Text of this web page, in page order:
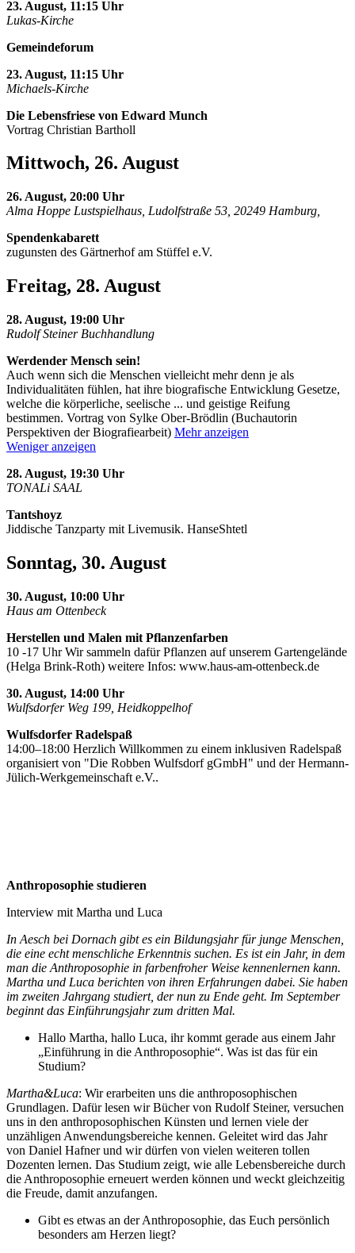
23. August, 11:15 Uhr
Lukas-Kirche
Gemeindeforum
23. August, 11:15 Uhr
Michaels-Kirche
Die Lebensfriese von Edward Munch
Vortrag Christian Bartholl
Mittwoch, 26. August
26. August, 20:00 Uhr
Alma Hoppe Lustspielhaus, Ludolfstraße 53, 20249 Hamburg,
Spendenkabarett
zugunsten des Gärtnerhof am Stüffel e.V.
Freitag, 28. August
28. August, 19:00 Uhr
Rudolf Steiner Buchhandlung
Werdender Mensch sein!
Auch wenn sich die Menschen vielleicht mehr denn je als
Individualitäten fühlen, hat ihre biografische Entwicklung Gesetze,
welche die körperliche, seelische ... und geistige Reifung
bestimmen. Vortrag von Sylke Ober-Brödlin (Buchautorin
Perspektiven der Biografiearbeit) Mehr anzeigen
Weniger anzeigen
28. August, 19:30 Uhr
TONALi SAAL
Tantshoyz
Jiddische Tanzparty mit Livemusik. HanseShtetl
Sonntag, 30. August
30. August, 10:00 Uhr
Haus am Ottenbeck
Herstellen und Malen mit Pflanzenfarben
10 -17 Uhr Wir sammeln dafür Pflanzen auf unserem Gartengelände
(Helga Brink-Roth) weitere Infos: www.haus-am-ottenbeck.de
30. August, 14:00 Uhr
Wulfsdorfer Weg 199, Heidkoppelhof
Wulfsdorfer Radelspaß
14:00–18:00 Herzlich Willkommen zu einem inklusiven Radelspaß
organisiert von "Die Robben Wulfsdorf gGmbH" und der Hermann-
Jülich-Werkgemeinschaft e.V..
Anthroposophie studieren
Interview mit Martha und Luca
In Aesch bei Dornach gibt es ein Bildungsjahr für junge Menschen,
die eine echt menschliche Erkenntnis suchen. Es ist ein Jahr, in dem
man die Anthroposophie in farbenfroher Weise kennenlernen kann.
Martha und Luca berichten von ihren Erfahrungen dabei. Sie haben
im zweiten Jahrgang studiert, der nun zu Ende geht. Im September
beginnt das Einführungsjahr zum dritten Mal.
Hallo Martha, hallo Luca, ihr kommt gerade aus einem Jahr
„Einführung in die Anthroposophie“. Was ist das für ein
Studium?
Martha&Luca: Wir erarbeiten uns die anthroposophischen
Grundlagen. Dafür lesen wir Bücher von Rudolf Steiner, versuchen
uns in den anthroposophischen Künsten und lernen viele der
unzähligen Anwendungsbereiche kennen. Geleitet wird das Jahr
von Daniel Hafner und wir dürfen von vielen weiteren tollen
Dozenten lernen. Das Studium zeigt, wie alle Lebensbereiche durch
die Anthroposophie erneuert werden können und weckt gleichzeitig
die Freude, damit anzufangen.
Gibt es etwas an der Anthroposophie, das Euch persönlich
besonders am Herzen liegt?